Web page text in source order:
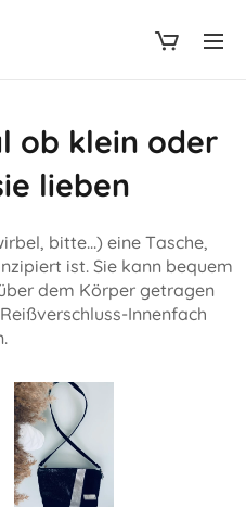
ob klein oder
lieben
bitte...) eine Tasche,
ist. Sie kann bequem
dem Körper getragen
Innenfach